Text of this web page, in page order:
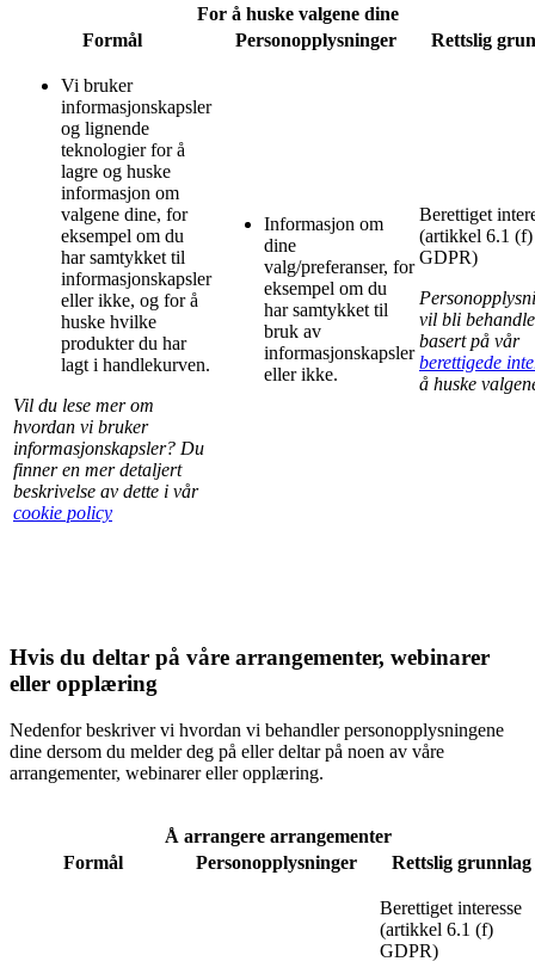
For å huske valgene dine
Formål
Personopplysninger Rettslig
Vi bruker
informasjonskapsler
og lignende
teknologier for å
lagre og huske
informasjon om
valgene dine, for
eksempel om du
har samtykket til
informasjonskapsler
eller ikke, og for å
huske hvilke
produkter du har
lagt i handlekurven.
Vil du lese mer om
hvordan vi bruker
informasjonskapsler? Du
finner en mer detaljert
beskrivelse av dette i vår
cookie policy
Informasjon om
dine
valg/preferanser, for
eksempel om du
har samtykket til
bruk av
informasjonskapsler
eller ikke.
Berettiget
(artikkel 6.1 (f)
GDPR)
vil bli
basert på vår
berettigede
å huske
Hvis du deltar på våre arrangementer, webinarer
eller opplæring
Nedenfor beskriver vi hvordan vi behandler personopplysningene
dine dersom du melder deg på eller deltar på noen av våre
arrangementer, webinarer eller opplæring.
Å arrangere arrangementer
Formål
Personopplysninger Rettslig grunnlag
Berettiget interesse
(artikkel 6.1 (f)
GDPR)